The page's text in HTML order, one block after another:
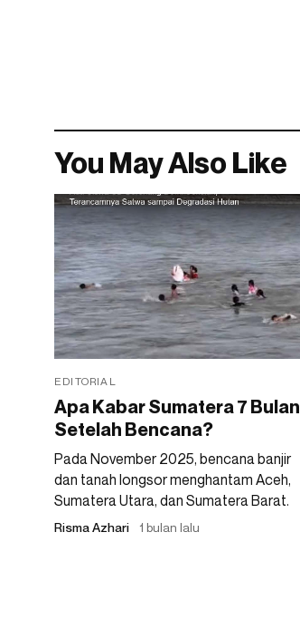
You May Also Like
EDITORIAL
Apa Kabar Sumatera 7 Bulan
Setelah Bencana?
Pada November 2025, bencana banjir
dan tanah longsor menghantam Aceh,
Sumatera Utara, dan Sumatera Barat.
Risma Azhari 1 bulan lalu